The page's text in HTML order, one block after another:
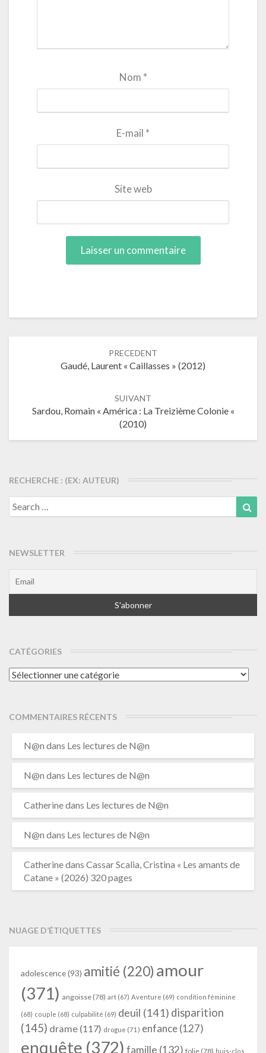
Nom *
E-mail *
Site web
PRECEDENT
Gaudé, Laurent « Caillasses » (2012)
SUIVANT
Sardou, Romain « América : La Treizième Colonie «
(2010)
RECHERCHE : (EX: AUTEUR)
Search
for:
NEWSLETTER
CATÉGORIES
Catégories
COMMENTAIRES RÉCENTS
N@n dans Les lectures de N@n
N@n dans Les lectures de N@n
Catherinedans Les lectures de N@n
N@n dans Les lectures de N@n
Catherinedans Cassar Scalia, Cristina « Les amants de
Catane » (2026) 320 pages
NUAGE D’ÉTIQUETTES
adolescence(93) amitié (220) amour
(371) angoisse (78) art (67) Aventure (69) condition féminine
(68) couple (68) culpabilité (69) deuil (141) disparition
(145) drame (117) drogue (71) enfance(127)
enquête (372) famille (132) folie (78) huis-clos